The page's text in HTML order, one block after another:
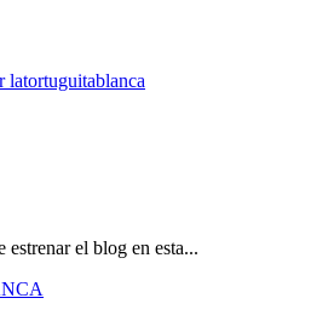
latortuguitablanca
el blog en esta...